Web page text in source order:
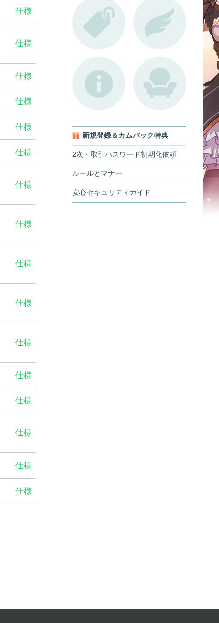
仕様
仕様
仕様
仕様
仕様
仕様
仕様
仕様
仕様
仕様
仕様
仕様
仕様
仕様
仕様
仕様
新規登録＆カムバック特典
2次・取引パスワード初期化依頼
ルールとマナー
安心セキュリティガイド